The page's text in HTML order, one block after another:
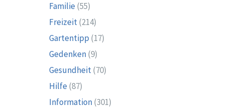
Familie (55)
Freizeit(214)
Gartentipp (17)
Gedenken(9)
Gesundheit(70)
Hilfe (87)
Information(301)